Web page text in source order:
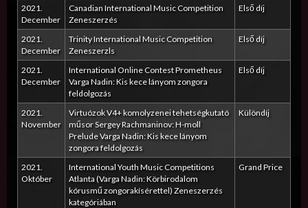
2021.
December
Canadian International Music Competition
Zeneszerzés
Első díj
2021.
December
Trinity International Music Competition
Zeneszerzls
Első díj
2021.
December
International Online Contest Prometheus
Varga Nadin: Kis kece lányom zongora
feldolgozás
Első díj
2021.
November
Virtuózok V4+ komolyzenei tehetségkutató
műsor Sergey Rachmaninov: H-moll
Prelude Varga Nadin: Kis kece lányom
zongora feldolgozás
Különdíj
2021.
Október
International Youth Music Competitions
Atlanta (Varga Nadin: Körbirodalom
kórusmű zongorakísérettel) Zeneszerzés
kategóriában
Grand Price